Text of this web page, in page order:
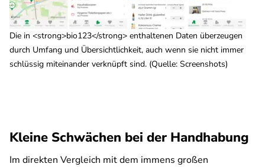
Die in <strong>bio123</strong> enthaltenen Daten überzeugen
durch Umfang und Übersichtlichkeit, auch wenn sie nicht immer
schlüssig miteinander verknüpft sind. (Quelle: Screenshots)
Kleine Schwächen bei der Handhabung
Im direkten Vergleich mit dem immens großen